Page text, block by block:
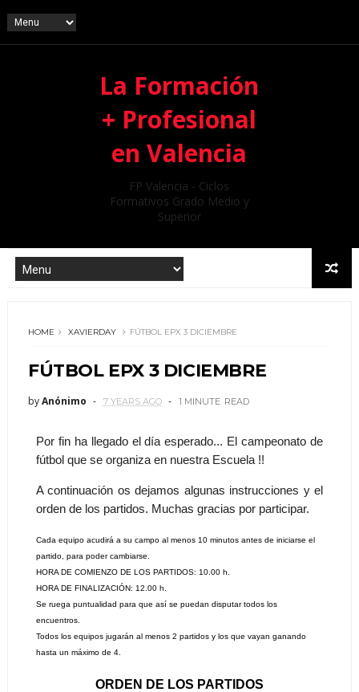
La Formación
+ Profesional
en Valencia
FP Valencia - Ciclos
Formativos Grado Medio y
Superior
HOME XAVIERDAY FÚTBOL EPX 3 DICIEMBRE
FÚTBOL EPX 3 DICIEMBRE
byAnónimo 7 YEARS AGO 1 MINUTE READ
Por fin ha llegado el día esperado... El campeonato de
fútbol que se organiza en nuestra Escuela !!
A continuación os dejamos algunas instrucciones y el
orden de los partidos. Muchas gracias por participar.
Cada equipo acudirá a su campo al menos 10 minutos antes de iniciarse el
partido, para poder cambiarse.
HORA DE COMIENZO DE LOS PARTIDOS: 10.00 h.
HORA DE FINALIZACIÓN: 12.00 h.
Se ruega puntualidad para que así se puedan disputar todos los
encuentros.
Todos los equipos jugarán al menos 2 partidos y los que vayan ganando
hasta un máximo de 4.
ORDEN DE LOS PARTIDOS